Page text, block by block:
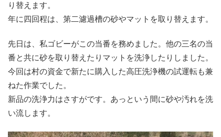
り替えます。
年に四回程は、第二濾過槽の砂やマットを取り替えます。
先日は、私ゴビーがこの当番を務めました。他の三名の当
番と共に砂を取り替えたりマットを洗浄したりしました。
今回は村の資金で新たに購入した高圧洗浄機の試運転も兼
ねた作業でした。
新品の洗浄力はさすがです。あっという間に砂や汚れを洗
い流します。